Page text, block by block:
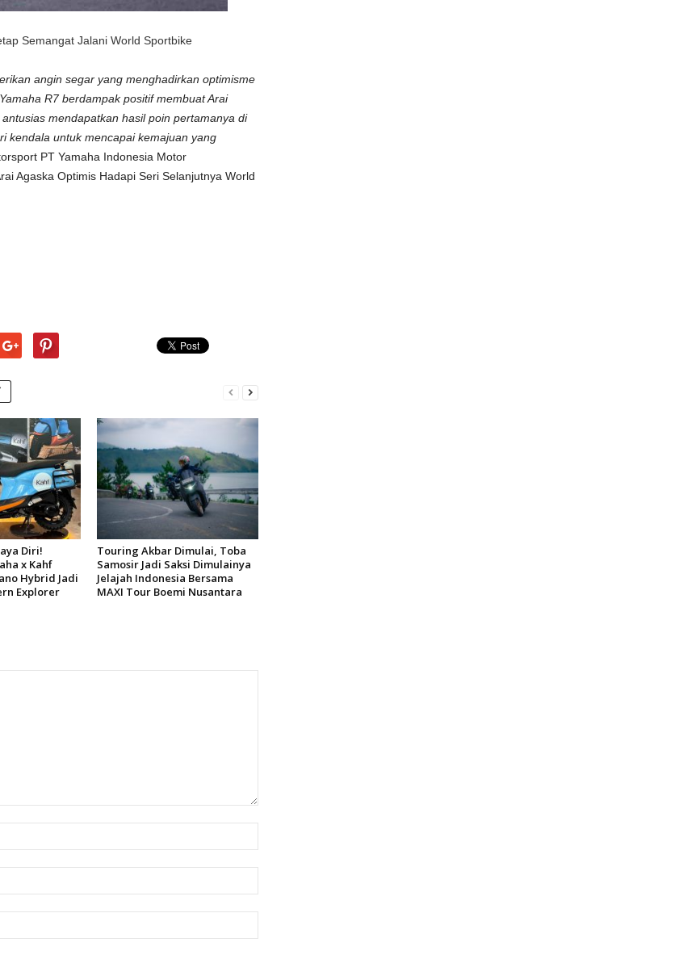
Semangat Jalani World Sportbike
angin segar yang menghadirkan optimisme
R7 berdampak positif membuat Arai
mendapatkan hasil poin pertamanya di
kendala untuk mencapai kemajuan yang
PT Yamaha Indonesia Motor
Agaska Optimis Hadapi Seri Selanjutnya World
Diri!
x Kahf
Hybrid Jadi
Explorer
Touring Akbar Dimulai, Toba
Samosir Jadi Saksi Dimulainya
Jelajah Indonesia Bersama
MAXI Tour Boemi Nusantara